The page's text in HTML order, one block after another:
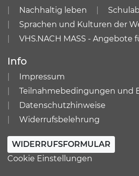
Nachhaltig leben
Sprachen und Kulturen der
VHS.NACH MASS -
Info
Impressum
Teilnahmebedingungen und
Datenschutzhinweise
Widerrufsbelehrung
WIDERRUFSFORMULAR
Cookie Einstellungen